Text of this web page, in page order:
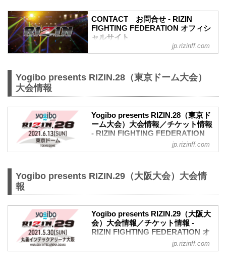
ます。
※予約流れや演出の変更などで前後する
場合があります。
※選手応援シート（ぴあQRコード販
売）、各選手販売分については大会毎に
CONTACT お問合せ - RIZIN
FIGHTING FEDERATION オフィシ
ャルサイト
RIZIN FIGHTING FEDERATION オフィシ
「RIZIN FIGHTING FEDERATION」（ラ
ン）の情報・加盟団体について発信して
いきます。
jp.rizinff.com
Yogibo presents RIZIN.28（東京ドーム大会）
大会情報
Yogibo presents RIZIN.28（東京ド
ーム大会）大会情報／チケット情報
- RIZIN FIGHTING FEDERATION
しておりましたYogibo presents RIZIN.28
ました。（ご購入のチケットは延期日程
開催日延期に伴うチケットの払戻しに関
しては以下のページをご確認ください。
チケット払戻期間
2021年4月28日（水）10:00 〜 5月4日
（火）23:59
jp.rizinff.com
Yogibo presents RIZIN.29（大阪大会）大会情
報
Yogibo presents RIZIN.29（大阪大
会）大会情報／チケット情報 -
RIZIN FIGHTING FEDERATION オ
jp.rizinff.com